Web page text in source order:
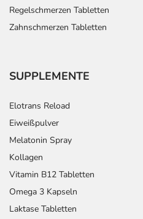
Regelschmerzen Tabletten
Zahnschmerzen Tabletten
SUPPLEMENTE
Elotrans Reload
Eiweißpulver
Melatonin Spray
Kollagen
Vitamin B12 Tabletten
Omega 3 Kapseln
Laktase Tabletten